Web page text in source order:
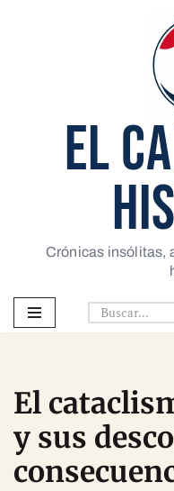
EL
Crónicas insólitas,
El
y sus